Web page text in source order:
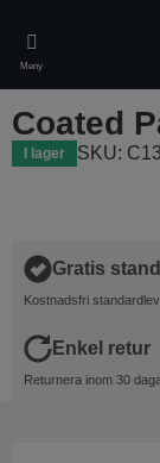
main
content
Meny
Coated
I lager SKU:
Gratis
Kostnadsfri
Enkel retur
Returnera inom 30